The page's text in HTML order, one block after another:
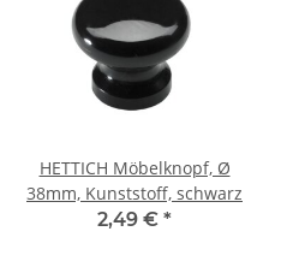
HETTICH Möbelknopf, Ø
38mm, Kunststoff, schwarz
2,49 € *